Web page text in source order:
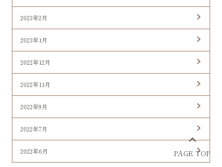
2023年2月
2023年1月
2022年12月
2022年11月
2022年9月
2022年7月
2022年6月 PAGE TOP